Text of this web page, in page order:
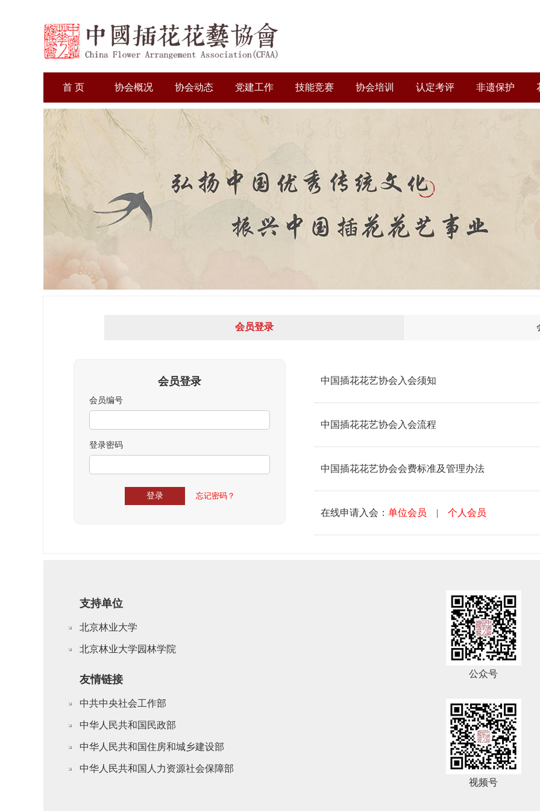
首 页 协会概况 协会动态 党建工作 技能竞赛 协会培训 认定考评 非遗保护
会员登录
会员登录
会员编号
登录密码
忘记密码？
中国插花花艺协会入会须知
中国插花花艺协会入会流程
中国插花花艺协会会费标准及管理办法
在线申请入会： 单位会员 | 个人会员
公众号
视频号
支持单位
北京林业大学
北京林业大学园林学院
友情链接
中共中央社会工作部
中华人民共和国民政部
中华人民共和国住房和城乡建设部
中华人民共和国人力资源社会保障部